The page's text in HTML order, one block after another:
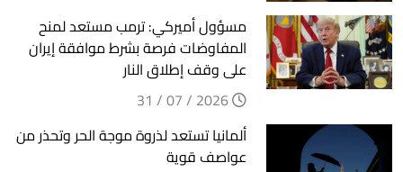
مسؤول أميركي: ترمب مستعد لمنح
المفاوضات فرصة بشرط موافقة إيران
على وقف إطلاق النار
ألمانيا تستعد لذروة موجة الحر وتحذر من
عواصف قوية